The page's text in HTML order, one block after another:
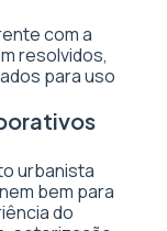
com a
resolvidos,
para uso
urbanista
bem para
do